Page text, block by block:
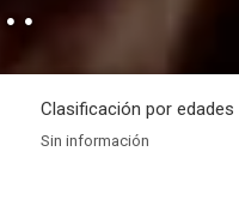
Clasificación por edades
Sin información